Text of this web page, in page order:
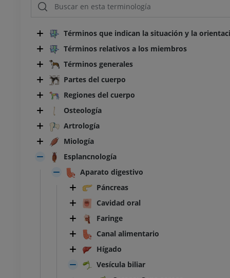
Términos que indican la situación y la
Términos relativos a los miembros
Términos generales
Partes del cuerpo
Regiones del cuerpo
Osteología
Artrología
Miología
Esplancnología
Aparato digestivo
Páncreas
Cavidad oral
Faringe
Canal alimentario
Hígado
Vesícula biliar